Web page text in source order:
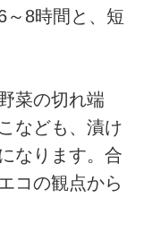
～8時間と、短
菜の切れ端
なども、漬け
なります。合
コの観点から